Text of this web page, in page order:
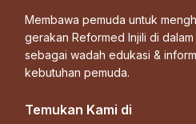
Membawa pemuda untuk
gerakan Reformed Injili di
sebagai wadah edukasi &
kebutuhan pemuda.
Temukan Kami di